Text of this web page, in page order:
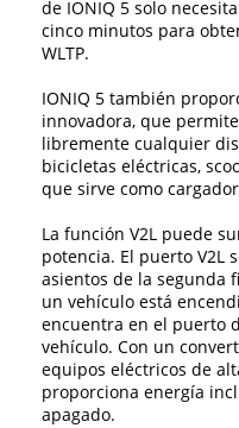
de IONIQ 5 solo
cinco minutos para
WLTP.
IONIQ 5 también
innovadora, que
libremente cualquier
bicicletas eléctricas,
que sirve como
La función V2L puede
potencia. El puerto V2L
asientos de la segunda
un vehículo está
encuentra en el puerto
vehículo. Con un
equipos eléctricos de
proporciona energía
apagado.